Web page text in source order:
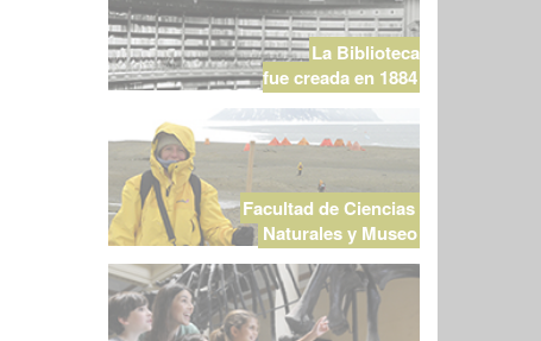
La Biblioteca
fue creada en 1884
Facultad de Ciencias
Naturales y Museo